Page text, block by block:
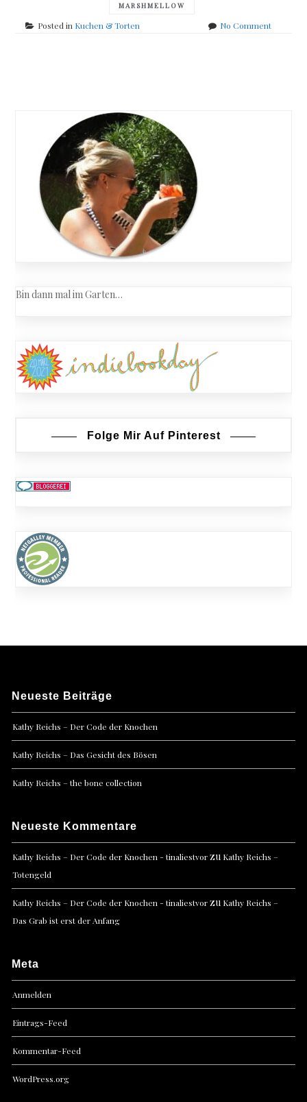
MARSHMELLOW
Posted in Kuchen & Torten No Commenton
navigation
Bin dann mal im Garten…
Folge Mir Auf Pinterest
Neueste Beiträge
Kathy Reichs – Der Code der Knochen
Kathy Reichs – Das Gesicht des Bösen
Kathy Reichs – the bone collection
Neueste Kommentare
Kathy Reichs – Der Code der Knochen - tinaliestvorzu Kathy Reichs –
Totengeld
Kathy Reichs – Der Code der Knochen - tinaliestvorzu Kathy Reichs –
Das Grab ist erst der Anfang
Meta
Anmelden
Eintrags-Feed
Kommentar-Feed
WordPress.org